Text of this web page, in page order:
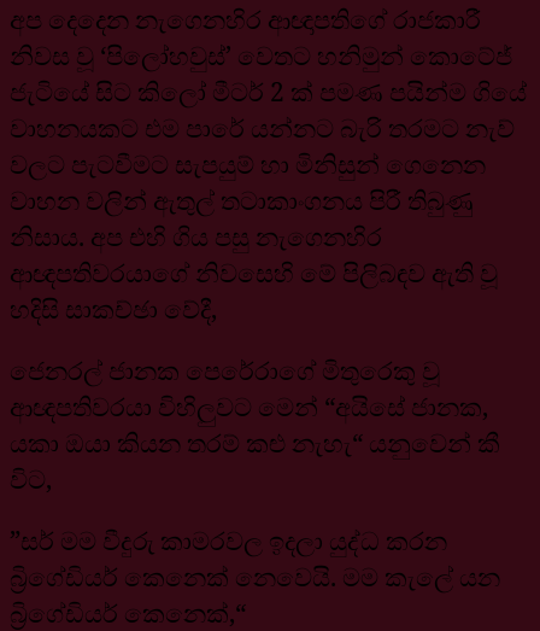
අප දෙදෙන නැගෙනහිර ආඥාපතිගේ රාජකාරී
නිවස වූ ‘පිලෝහවුස්’ වෙතට හනිමුන් කොටේජ්
ජැටියේ සිට කිලෝ මීටර් 2 ක් පමණ පයින්ම ගියේ
වාහනයකට එම පාරේ යන්නට බැරි තරමට නැව්
වලට පැටවීමට සැපයුම් හා මිනිසුන් ගෙනෙන
වාහන වලින් ඇතුල් තටාකාංගනය පිරී තිබුණු
නිසාය. අප එහි ගිය පසු නැගෙනහිර
ආඥපතිවරයාගේ නිවසෙහි මේ පිලිබඳව ඇති වූ
හදිසි සාකච්ඡා වේදී,
ජෙනරල් ජානක පෙරේරාගේ මිතුරෙකු වූ
ආඥපතිවරයා විහිලුවට මෙන් “අයිසේ ජානක,
යකා ඔයා කියන තරම් කළු නැහැ“ යනුවෙන් කී
විට,
”සර් මම වීදුරු කාමරවල ඉදලා යුද්ධ කරන
බ්‍රිගේඩියර් කෙනෙක් නෙවෙයි. මම කැලේ යන
බ්‍රිගේඩියර් කෙනෙක්,“